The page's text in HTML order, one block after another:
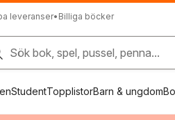
leveranser• Billiga böcker
Sök bok, spel, pussel, penna...
StudentTopplistorBarn & ungdom